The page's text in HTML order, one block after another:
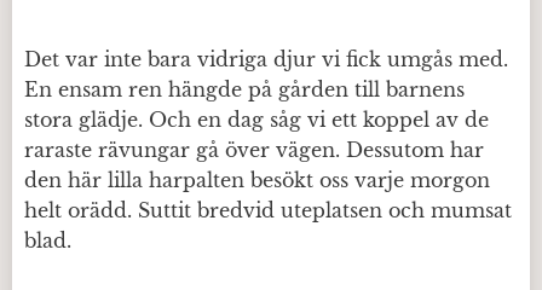
Det var inte bara vidriga djur vi fick umgås med.
En ensam ren hängde på gården till barnens
stora glädje. Och en dag såg vi ett koppel av de
raraste rävungar gå över vägen. Dessutom har
den här lilla harpalten besökt oss varje morgon
helt orädd. Suttit bredvid uteplatsen och mumsat
blad.